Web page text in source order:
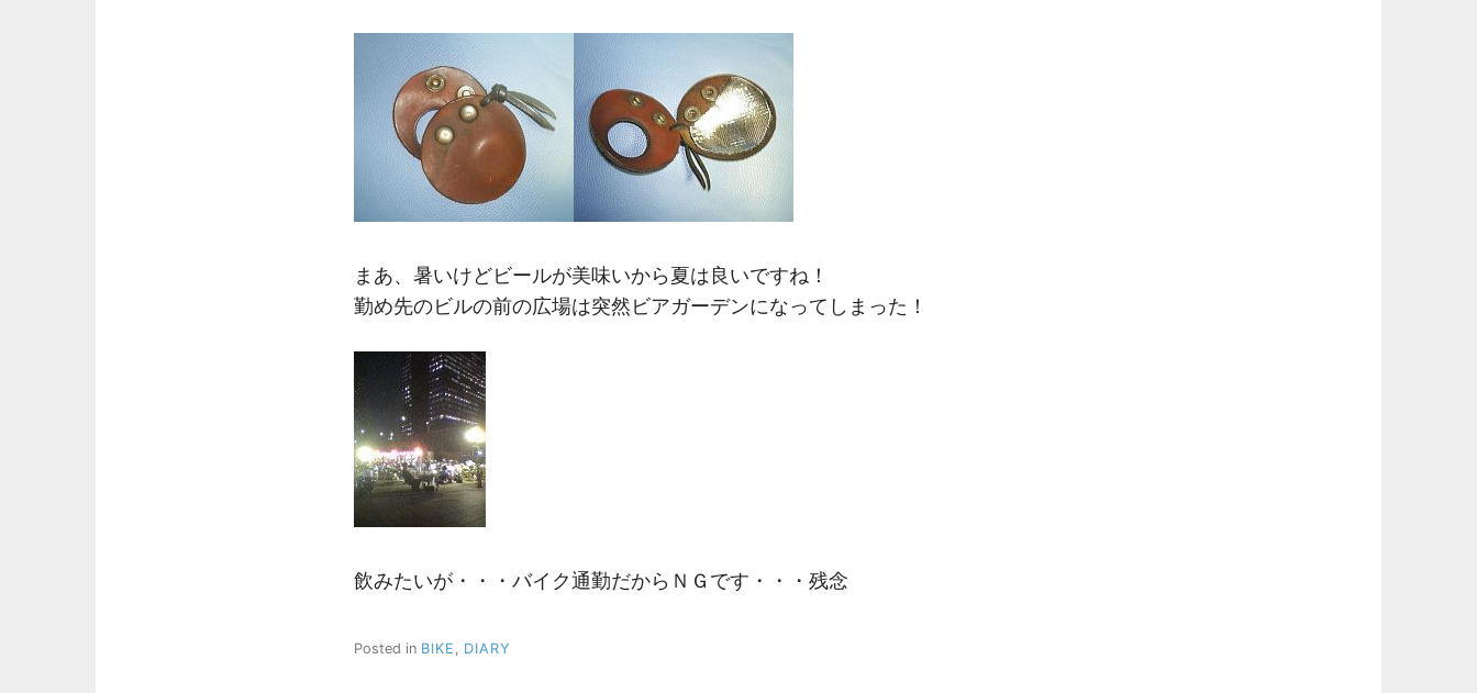
まあ、暑いけどビールが美味いから夏は良いですね！
勤め先のビルの前の広場は突然ビアガーデンになってしまった！
飲みたいが・・・バイク通勤だからＮＧです・・・残念
Posted in BIKE , DIARY